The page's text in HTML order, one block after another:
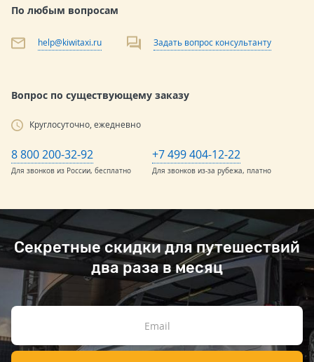
По любым вопросам
help@kiwitaxi.ru Задать вопрос консультанту
Вопрос по существующему заказу
Круглосуточно, ежедневно
8 800 200-32-92
Для звонков из России, бесплатно
+7 499 404-12-22
Для звонков из-за рубежа, платно
Секретные скидки для путешествий
два раза в месяц